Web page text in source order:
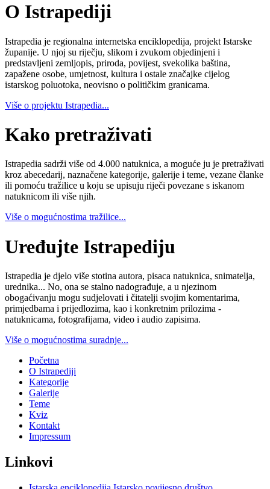
O Istrapediji
Istrapedia je regionalna internetska enciklopedija, projekt Istarske
županije. U njoj su riječju, slikom i zvukom objedinjeni i
predstavljeni zemljopis, priroda, povijest, svekolika baština,
zapažene osobe, umjetnost, kultura i ostale značajke cijelog
istarskog poluotoka, neovisno o političkim granicama.
Više o projektu Istrapedia...
Kako pretraživati
Istrapedia sadrži više od 4.000 natuknica, a moguće ju je pretraživati
kroz abecedarij, naznačene kategorije, galerije i teme, vezane članke
ili pomoću tražilice u koju se upisuju riječi povezane s iskanom
natuknicom ili više njih.
Više o mogućnostima tražilice...
Uređujte Istrapediju
Istrapedia je djelo više stotina autora, pisaca natuknica, snimatelja,
urednika... No, ona se stalno nadograđuje, a u njezinom
obogaćivanju mogu sudjelovati i čitatelji svojim komentarima,
primjedbama i prijedlozima, kao i konkretnim prilozima -
natuknicama, fotografijama, video i audio zapisima.
Više o mogućnostima suradnje...
Početna
O Istrapediji
Kategorije
Galerije
Teme
Kviz
Kontakt
Impressum
Linkovi